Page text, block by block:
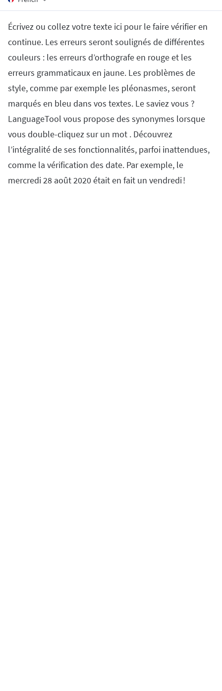
Safari
Opera
Outlook
BETA
Apple Mail
Google Docs
Word
Apple Pages
LibreOffice
Apps
Windows
For Businesses
Proofreading API
Blog
Careers
Help
Privacy
Terms & Conditions
Imprint
Écrivez ou collez votre texte ici pour le faire vérifier en
continue. Les erreurs seront soulignés de différentes
couleurs : les erreurs d’orthografe en rouge et les
erreurs grammaticaux en jaune. Les problèmes de
style, comme par exemple les pléonasmes, seront
marqués en bleu dans vos textes. Le saviez vous ?
LanguageTool vous propose des synonymes lorsque
vous double-cliquez sur un mot . Découvrez
l’intégralité de ses fonctionnalités, parfoi inattendues,
comme la vérification des date. Par exemple, le
mercredi 28 août 2020 était en fait un vendredi !